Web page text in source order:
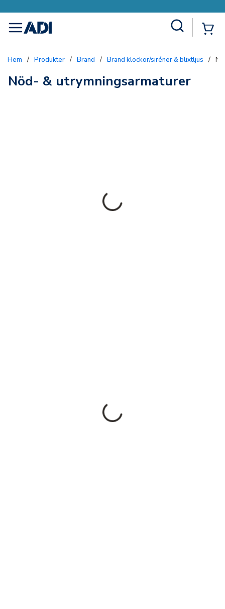
menu
Hem / Produkter / Brand / Brand klockor/siréner & blixtljus /
Nöd- & utrymningsarmaturer